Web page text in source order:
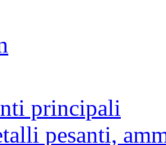
principali
pesanti,